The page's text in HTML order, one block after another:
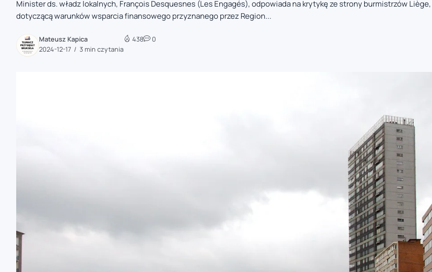
zaobserwuj nas
zaobserwuj nas
Minister ds. władz lokalnych, François Desquesnes (Les Engagés), odpowiada na krytykę ze strony burmistrzów
dotyczącą warunków wsparcia finansowego przyznanego przez Region...
Mateusz Kapica
2024-12-17
3 min czytania
438 0